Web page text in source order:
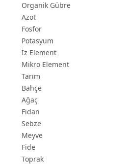
Organik Gübre
Azot
Fosfor
Potasyum
İz Element
Mikro Element
Tarım
Bahçe
Ağaç
Fidan
Sebze
Meyve
Fide
Toprak